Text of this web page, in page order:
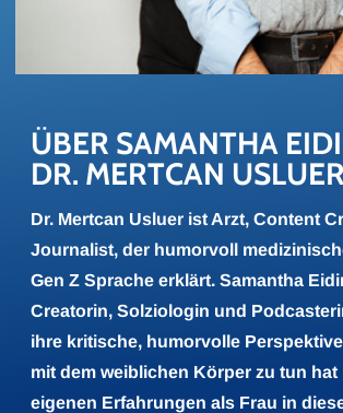
ÜBER SA­MAN­THA
DR. MERTCAN US­LU­ER
Dr. Mertcan Usluer ist Arzt, Content
Journalist, der humorvoll
Gen Z Sprache erklärt. Samantha
Creatorin, Solziologin und
ihre kritische, humorvolle
mit dem weiblichen Körper zu tun hat
eigenen Erfahrungen als Frau in